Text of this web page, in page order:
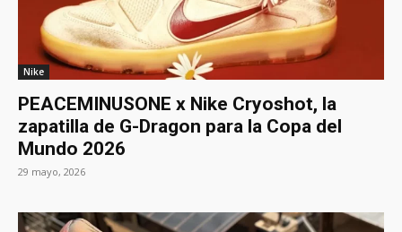
Nike
PEACEMINUSONE x Nike Cryoshot, la
zapatilla de G-Dragon para la Copa del
Mundo 2026
29 mayo, 2026